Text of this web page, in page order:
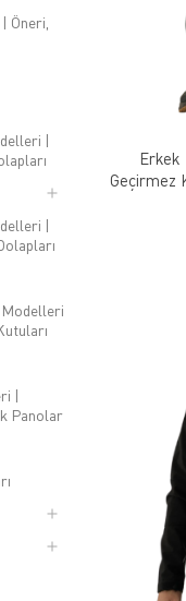
Öneri,
|
|
Modelleri
|
Panolar
Erkek
Geçirmez